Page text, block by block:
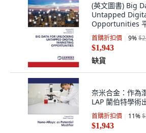
(英文圖書) Big
Untapped
Opportunities
Academic
首購折扣價 9%
$1,943
缺貨
奈米合金：作為
LAP 蘭伯特學術
首購折扣價 11%
$1,943